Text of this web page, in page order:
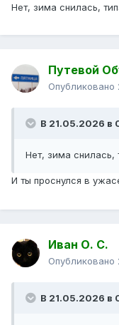
Нет, зима снилась,
Путевой
Опубликовано
В 21.05.2026 в
Нет, зима
И ты проснулся в
Иван О. С.
Опубликовано
В 21.05.2026 в